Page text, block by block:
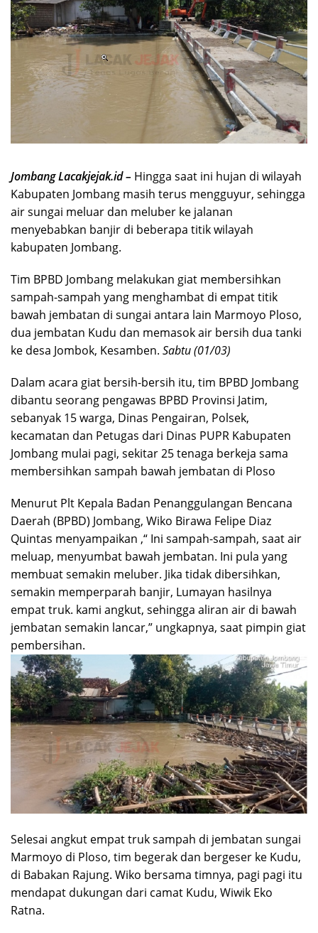
Jombang Lacakjejak.id – Hingga saat ini hujan di wilayah
Kabupaten Jombang masih terus mengguyur, sehingga
air sungai meluar dan meluber ke jalanan
menyebabkan banjir di beberapa titik wilayah
kabupaten Jombang.
Tim BPBD Jombang melakukan giat membersihkan
sampah-sampah yang menghambat di empat titik
bawah jembatan di sungai antara lain Marmoyo Ploso,
dua jembatan Kudu dan memasok air bersih dua tanki
ke desa Jombok, Kesamben. Sabtu (01/03)
Dalam acara giat bersih-bersih itu, tim BPBD Jombang
dibantu seorang pengawas BPBD Provinsi Jatim,
sebanyak 15 warga, Dinas Pengairan, Polsek,
kecamatan dan Petugas dari Dinas PUPR Kabupaten
Jombang mulai pagi, sekitar 25 tenaga berkeja sama
membersihkan sampah bawah jembatan di Ploso
Menurut Plt Kepala Badan Penanggulangan Bencana
Daerah (BPBD) Jombang, Wiko Birawa Felipe Diaz
Quintas menyampaikan ,“ Ini sampah-sampah, saat air
meluap, menyumbat bawah jembatan. Ini pula yang
membuat semakin meluber. Jika tidak dibersihkan,
semakin memperparah banjir, Lumayan hasilnya
empat truk. kami angkut, sehingga aliran air di bawah
jembatan semakin lancar,” ungkapnya, saat pimpin giat
pembersihan.
Selesai angkut empat truk sampah di jembatan sungai
Marmoyo di Ploso, tim begerak dan bergeser ke Kudu,
di Babakan Rajung. Wiko bersama timnya, pagi pagi itu
mendapat dukungan dari camat Kudu, Wiwik Eko
Ratna.